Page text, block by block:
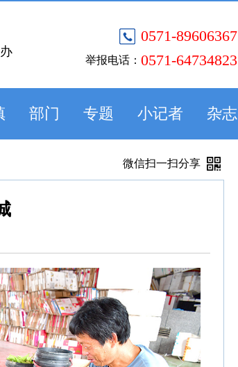
0571-89606367
举报电话： 0571-64734823
部门 专题 小记者 杂志
微信扫一扫分享